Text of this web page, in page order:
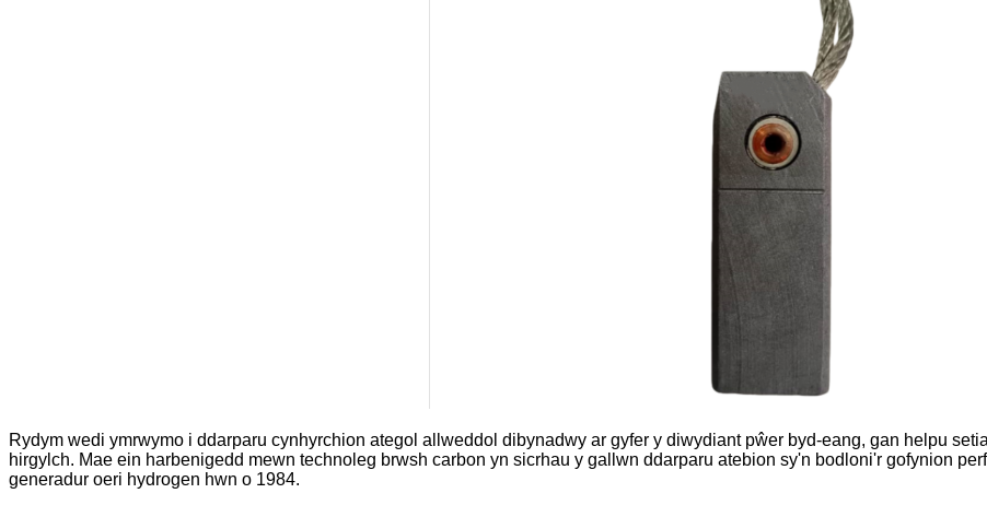
Rydym wedi ymrwymo i ddarparu cynhyrchion ategol allweddol dibynadwy ar gyfer y diwydiant pŵer byd-eang, gan helpu
hirgylch. Mae ein harbenigedd mewn technoleg brwsh carbon yn sicrhau y gallwn ddarparu atebion sy'n bodloni'r gofynion
generadur oeri hydrogen hwn o 1984.